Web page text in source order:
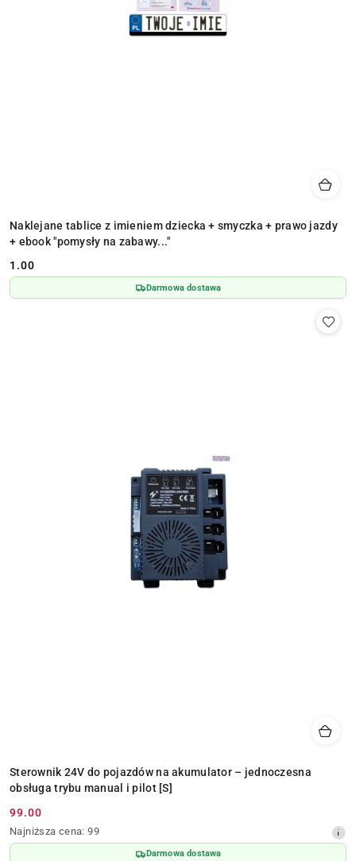
Naklejane tablice z imieniem dziecka + smyczka + prawo jazdy
+ ebook "pomysły na zabawy..."
Cena:
1.00
Darmowa dostawa
Sterownik 24V do pojazdów na akumulator – jednoczesna
obsługa trybu manual i pilot [S]
Cena
promocyjna:
99.00
Najniższa
cena
Najniższa cena: 99
Darmowa dostawa